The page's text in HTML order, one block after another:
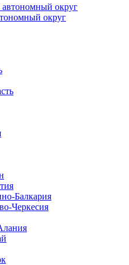
округ
округ
Балкария
Черкесия